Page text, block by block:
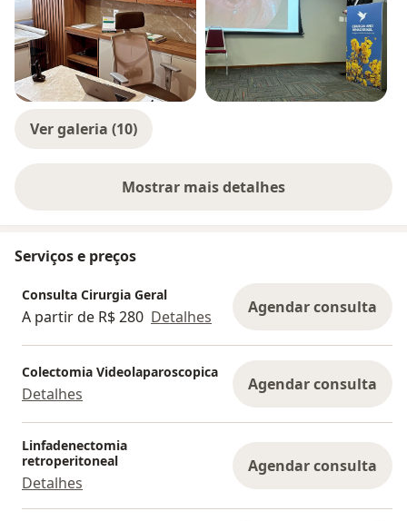
Ver galeria (10)
Mostrar mais detalhes
sobre a experiência
Serviços e preços
Consulta Cirurgia Geral
A partir de R$ 280 Detalhes Agendar consulta
Colectomia Videolaparoscopica
Detalhes Agendar consulta
Linfadenectomia
retroperitoneal
Detalhes
Agendar consulta